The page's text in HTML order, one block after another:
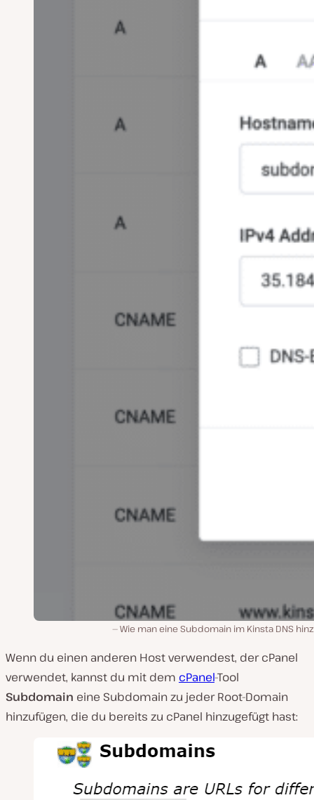
Wie man eine Subdomain im Kinsta DNS
Wenn du einen anderen Host verwendest, der cPanel
verwendet, kannst du mit dem cPanel-Tool
Subdomain eine Subdomain zu jeder Root-Domain
hinzufügen, die du bereits zu cPanel hinzugefügt hast: